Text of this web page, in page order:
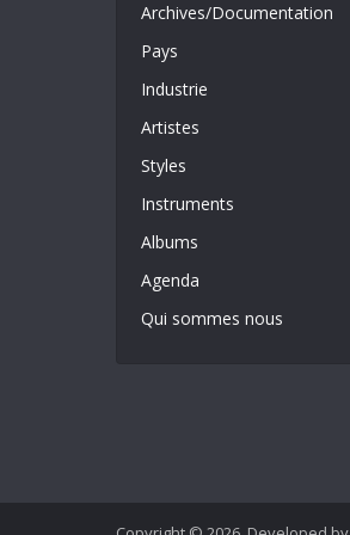
Archives/Documentation
Pays
Industrie
Artistes
Styles
Instruments
Albums
Agenda
Qui sommes nous